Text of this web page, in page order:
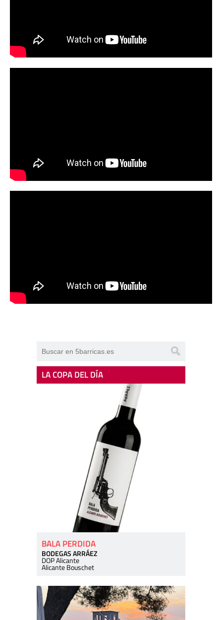
LA COPA DEL DÍA
BALA PERDIDA
BODEGAS ARRÁEZ
DOP Alicante
Alicante Bouschet